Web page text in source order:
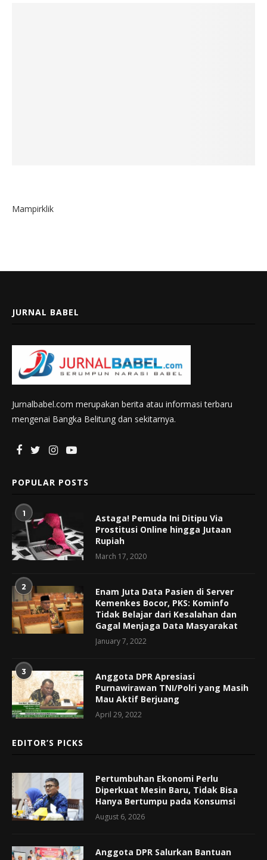
Mampirklik
JURNAL BABEL
Jurnalbabel.com merupakan berita atau informasi terbaru
mengenai Bangka Belitung dan sekitarnya.
POPULAR POSTS
1
Astaga! Pemuda Ini Ditipu Via
Prostitusi Online hingga Jutaan
Rupiah
March 17, 2020
2
Enam Juta Data Pasien di Server
Kemenkes Bocor, PKS: Kominfo
Tidak Belajar dari Kesalahan dan
Gagal Menjaga Data Masyarakat
January 7, 2022
3
Anggota DPR Apresiasi
Purnawirawan TNI/Polri yang Masih
Mau Aktif Berjuang
April 29, 2022
EDITOR’S PICKS
Pertumbuhan Ekonomi Perlu
Diperkuat Mesin Baru, Tidak Bisa
Hanya Bertumpu pada Konsumsi
August 6, 2026
Anggota DPR Salurkan Bantuan